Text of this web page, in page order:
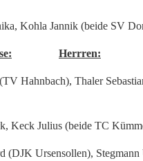
Kohla Jannik (beide SV
Herrren:
Hahnbach), Thaler
Keck Julius (beide TC
(DJK Ursensollen),